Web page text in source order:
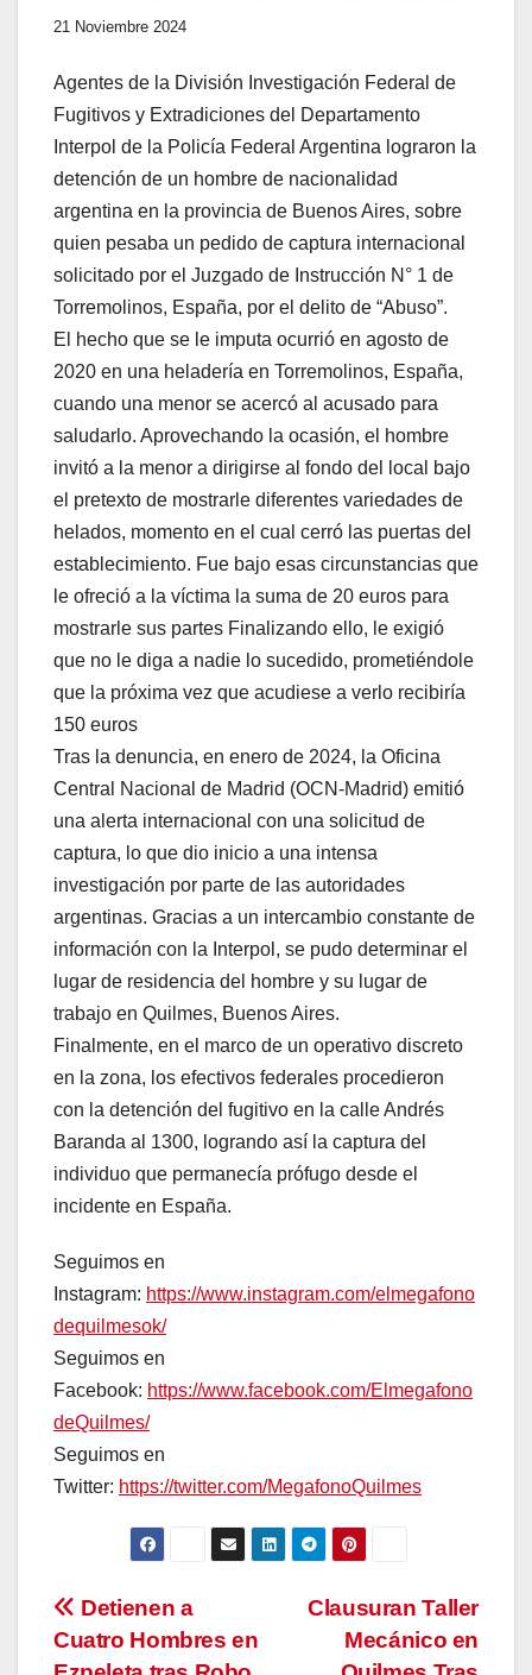
21 Noviembre 2024
Agentes de la División Investigación Federal de
Fugitivos y Extradiciones del Departamento
Interpol de la Policía Federal Argentina lograron la
detención de un hombre de nacionalidad
argentina en la provincia de Buenos Aires, sobre
quien pesaba un pedido de captura internacional
solicitado por el Juzgado de Instrucción N° 1 de
Torremolinos, España, por el delito de “Abuso”.
El hecho que se le imputa ocurrió en agosto de
2020 en una heladería en Torremolinos, España,
cuando una menor se acercó al acusado para
saludarlo. Aprovechando la ocasión, el hombre
invitó a la menor a dirigirse al fondo del local bajo
el pretexto de mostrarle diferentes variedades de
helados, momento en el cual cerró las puertas del
establecimiento. Fue bajo esas circunstancias que
le ofreció a la víctima la suma de 20 euros para
mostrarle sus partes Finalizando ello, le exigió
que no le diga a nadie lo sucedido, prometiéndole
que la próxima vez que acudiese a verlo recibiría
150 euros
Tras la denuncia, en enero de 2024, la Oficina
Central Nacional de Madrid (OCN-Madrid) emitió
una alerta internacional con una solicitud de
captura, lo que dio inicio a una intensa
investigación por parte de las autoridades
argentinas. Gracias a un intercambio constante de
información con la Interpol, se pudo determinar el
lugar de residencia del hombre y su lugar de
trabajo en Quilmes, Buenos Aires.
Finalmente, en el marco de un operativo discreto
en la zona, los efectivos federales procedieron
con la detención del fugitivo en la calle Andrés
Baranda al 1300, logrando así la captura del
individuo que permanecía prófugo desde el
incidente en España.
Seguimos en
Instagram: https://www.instagram.com/elmegafono
dequilmesok/
Seguimos en
Facebook: https://www.facebook.com/Elmegafono
deQuilmes/
Seguimos en
Twitter: https://twitter.com/MegafonoQuilmes
Navegación
de
Clausuran Taller
Mecánico en
Detienen a
Cuatro Hombres en